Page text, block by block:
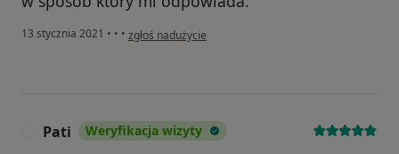
13 stycznia 2021 • • • w opinii użytkownika Rk
zgłoś nadużycie
Pati Weryfikacja wizyty